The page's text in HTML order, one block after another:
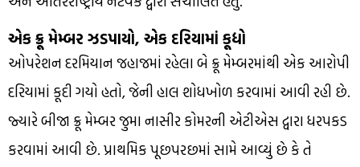
એક ક્રૂ મેમ્બર ઝડપાયો, એક દરિયામાં કૂદ્યો
ઓપરેશન દરમિયાન જહાજમાં રહેલા બે ક્રૂ મેમ્બરમાંથી એક આરોપી
દરિયામાં કૂદી ગયો હતો, જેની હાલ શોધખોળ કરવામાં આવી રહી છે.
જ્યારે બીજા ક્રૂ મેમ્બર જુમા નાસીર કોમરની એટીએસ દ્વારા ધરપકડ
કરવામાં આવી છે. પ્રાથમિક પૂછપરછમાં સામે આવ્યું છે કે તે